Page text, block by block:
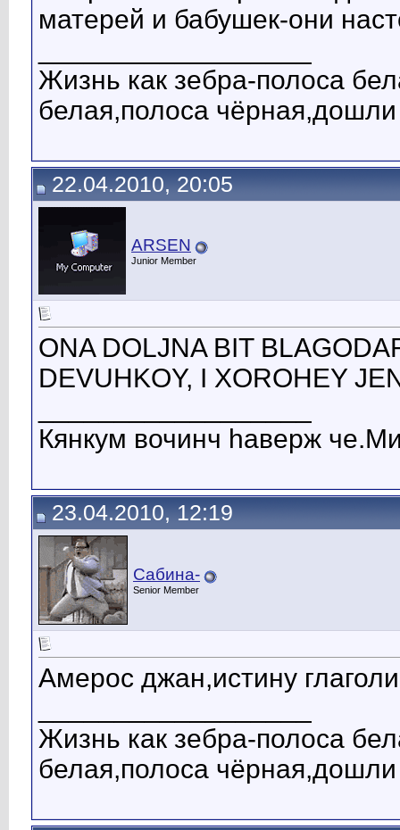
матерей и бабушек-они
Жизнь как зебра-полоса
белая,полоса
22.04.2010, 20:05
ARSEN
Junior Member
ONA DOLJNA BIT
DEVUHKOY, I XOROHEY
Кянкум вочинч hаверж
23.04.2010, 12:19
Сабина-
Senior Member
Амерос джан,истину
Жизнь как зебра-полоса
белая,полоса